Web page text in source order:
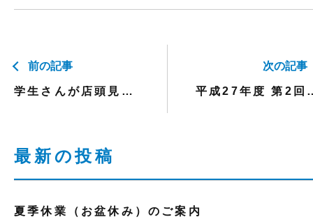
前の記事
学生さんが店頭見学に来ました
次の記事
平成27年度 第2回福
最新の投稿
夏季休業（お盆休み）のご案内